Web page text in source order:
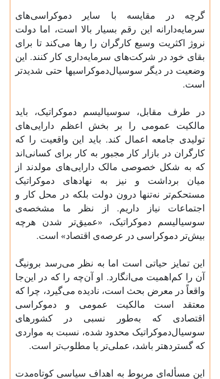
گرچه در مقایسه با سایر دموکراسی‌­های
سرمایه‌دارانه این رقم بسیار بالا است، اما دولت
نروژ اکثریت وسیع کارگران را رها می‌کند تا برای
بقای خود در شرکت­‌های سرمایه‌داری کار کنند. این
وضعیت در دیگر سوسیال‌دموکراسی­ها حتی شدید‌تر
است.
در طرف مقابل، سوسیالیسم دموکراتیک، باید
مالکیت عمومی را بر بخش اعظم دارایی‌های
تولیدی جامعه اعمال کند. باید این واقعیت را که
کارگران در بازار کار مجبور به کار برای کسانی‌‌اند
که به شکل خصوصی مالک دارایی‌های مولدند از
میان برداشت و نیز به نهادهای دموکراتیک
مستحکم‌تر نه‌تنها درون دولت بلکه در محل کار و
اجتماعات نیاز داریم. از نظر ما مشخصه‌‌ی
سوسیالیسم دموکراتیک، «عمیق‌تر شدن هرچه
بیش‌‌تر دموکراسی در عرصه­‌ی اقتصاد» است.
این تمایز حیاتی است اما به نظر می‌­رسد برونیگ
آن را کم‌‌اهمیت می‌انگارد. او آن‌چه را که در این‌‌جا
واقعاً در معرض بحث است، نادیده می‌گیرد، چرا که
معتقد است مالکیت عمومی و دموکراسی
اقتصادی که به‌‌طور نسبی در کشورهای
سوسیال‌دموکراتیک محدود شده، نسبت به مواردی
که گسترده­تر باشد، عملی­‌تر یا مطلوب‌­تر است.
این مسأله‌­ا­ی مربوط به اهداف سیاسی کوتاه‌مدت­‌